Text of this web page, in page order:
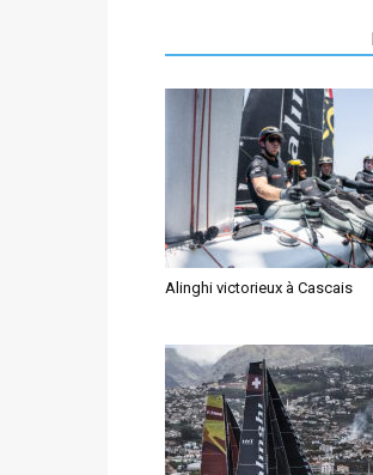
Alinghi victorieux à Cascais